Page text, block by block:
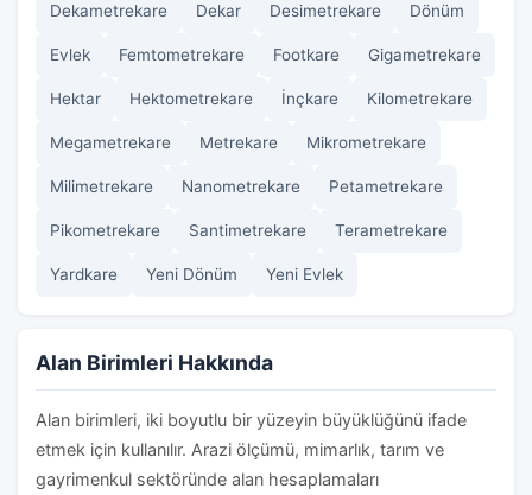
Dekametrekare Dekar Desimetrekare Dönüm
Evlek Femtometrekare Footkare Gigametrekare
Hektar Hektometrekare İnçkare Kilometrekare
Megametrekare Metrekare Mikrometrekare
Milimetrekare Nanometrekare Petametrekare
Pikometrekare Santimetrekare Terametrekare
Yardkare Yeni Dönüm Yeni Evlek
Alan Birimleri Hakkında
Alan birimleri, iki boyutlu bir yüzeyin büyüklüğünü ifade
etmek için kullanılır. Arazi ölçümü, mimarlık, tarım ve
gayrimenkul sektöründe alan hesaplamaları